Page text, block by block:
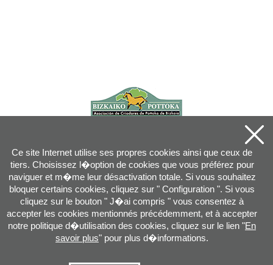
info@pottoka.info
Ce site Internet utilise ses propres cookies ainsi que ceux de
tiers. Choisissez l�option de cookies que vous préférez pour
naviguer et m�me leur désactivation totale. Si vous souhaitez
bloquer certains cookies, cliquez sur " Configuration ". Si vous
cliquez sur le bouton " J�ai compris " vous consentez à
accepter les cookies mentionnés précédemment, et à accepter
notre politique d�utilisation des cookies, cliquez sur le lien "En
savoir plus" pour plus d�informations.